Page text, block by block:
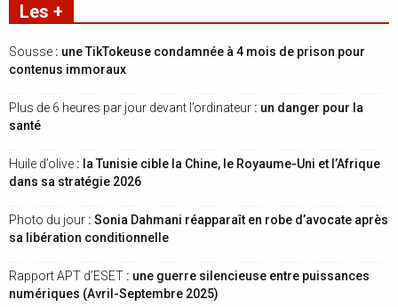
Les +
Sousse : une TikTokeuse condamnée à 4 mois de prison pour
contenus immoraux
Plus de 6 heures par jour devant l’ordinateur : un danger pour la
santé
Huile d’olive : la Tunisie cible la Chine, le Royaume-Uni et l’Afrique
dans sa stratégie 2026
Photo du jour : Sonia Dahmani réapparaît en robe d’avocate après
sa libération conditionnelle
Rapport APT d’ESET : une guerre silencieuse entre puissances
numériques (Avril-Septembre 2025)